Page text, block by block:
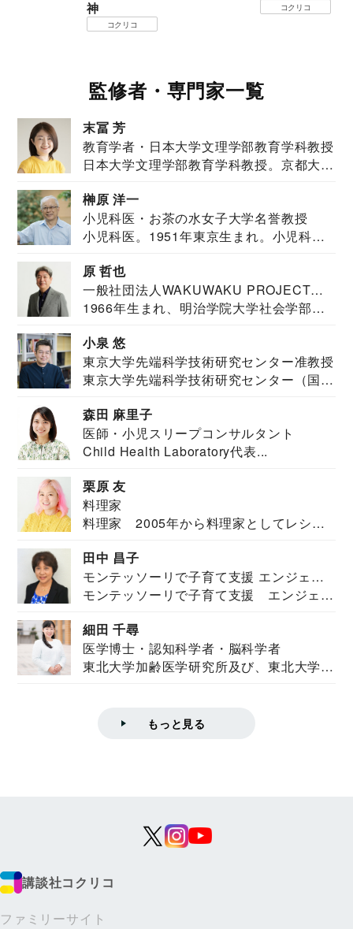
神
コクリコ
コクリコ
監修者・専門家一覧
末冨 芳
教育学者・日本大学文理学部教育学科教授
日本大学文理学部教育学科教授。京都大学
榊原 洋一
小児科医・お茶の水女子大学名誉教授
小児科医。1951年東京生まれ。小児科
原 哲也
一般社団法人WAKUWAKU PROJECT
JAPAN代表・言語聴覚士・社会福祉士
1966年生まれ、明治学院大学社会学部福
小泉 悠
東京大学先端科学技術研究センター准教授
東京大学先端科学技術研究センター（国際
森田 麻里子
医師・小児スリープコンサルタント
Child Health Laboratory代表...
栗原 友
料理家
料理家 2005年から料理家としてレシピ
田中 昌子
モンテッソーリで子育て支援 エンジェル
ズハウス研究所所長
モンテッソーリで子育て支援 エンジェル
細田 千尋
医学博士・認知科学者・脳科学者
東北大学加齢医学研究所及び、東北大学大
もっと見る
講談社コクリコ
ファミリーサイト